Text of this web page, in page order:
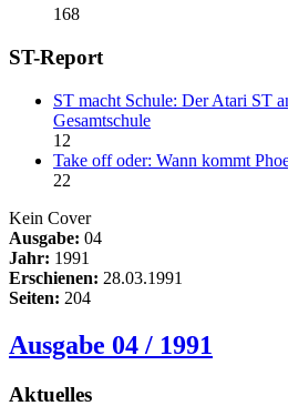
168
ST-Report
ST macht Schule: Der Atari ST
Gesamtschule
12
Take off oder: Wann kommt
22
Kein Cover
Ausgabe: 04
Jahr: 1991
Erschienen: 28.03.1991
Seiten: 204
Ausgabe 04 / 1991
Aktuelles